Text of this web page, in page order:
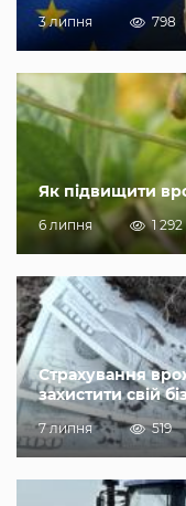
3 липня 798
Як підвищити
6 липня 1 292
Страхування
захистити свій
7 липня 519